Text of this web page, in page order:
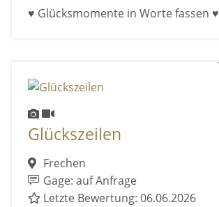
♥ Glücksmomente in Worte fassen ♥
Glückszeilen
Frechen
Gage: auf Anfrage
Letzte Bewertung: 06.06.2026